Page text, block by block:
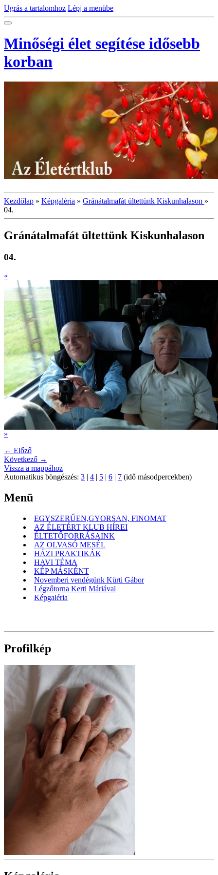
Ugrás a tartalomhoz Lépj a menübe
Minőségi élet segítése idősebb
korban
Kezdőlap » Képgaléria » Gránátalmafát ültettünk Kiskunhalason »
04.
Gránátalmafát ültettünk Kiskunhalason
04.
«
»
← Előző
Következő →
Vissza a mappához
Automatikus böngészés: 3 | 4 | 5 | 6 | 7 (idő másodpercekben)
Menü
EGYSZERŰEN,GYORSAN, FINOMAT
AZ ÉLETÉRT KLUB HÍREI
ÉLTETŐFORRÁSAINK
AZ OLVASÓ MESÉL
HÁZI PRAKTIKÁK
HAVI TÉMA
KÉP MÁSKÉNT
Novemberi vendégünk Kürti Gábor
Légzőtorna Kerti Máriával
Képgaléria
Profilkép